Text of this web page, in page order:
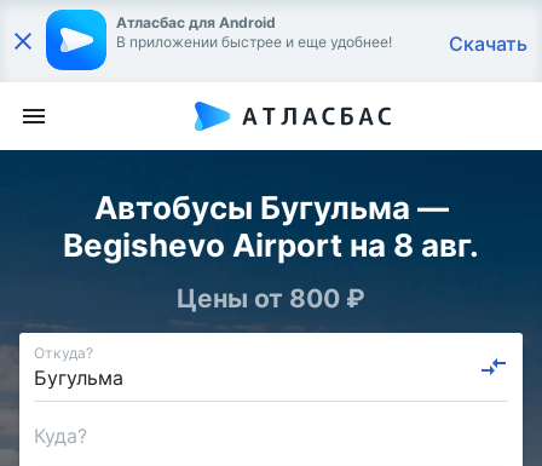
Атласбас для Android
В приложении быстрее и еще удобнее!
Скачать
Автобусы Бугульма —
Begishevo Airport на 8 авг.
Цены от 800 ₽
Откуда?
Куда?